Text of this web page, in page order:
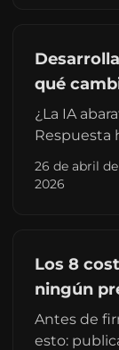
qué
¿La IA
Respuesta
reduce
preguntar a
26 de abril de
2026
Los 8
ningún
Antes de
esto: